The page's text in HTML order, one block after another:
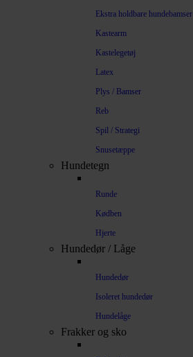
Ekstra holdbare hundebamser
Kastearm
Kastelegetøj
Latex
Plys / Bamser
Reb
Spil / Strategi
Snusetæppe
Hundetegn
Runde
Kødben
Hjerte
Hundedør / Låge
Hundedør
Isoleret hundedør
Hundelåge
Frakker og sko